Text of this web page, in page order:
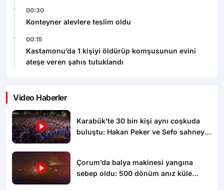
00:30
Konteyner alevlere teslim oldu
00:15
Kastamonu’da 1 kişiyi öldürüp komşusunun evini
ateşe veren şahıs tutuklandı
Video Haberler
Karabük’te 30 bin kişi aynı coşkuda
buluştu: Hakan Peker ve Sefo sahneyi
Çorum’da balya makinesi yangına
sebep oldu: 500 dönüm anız küle